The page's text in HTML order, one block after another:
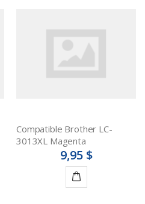
Compatible Brother LC-
3013XL Magenta
9,95 $